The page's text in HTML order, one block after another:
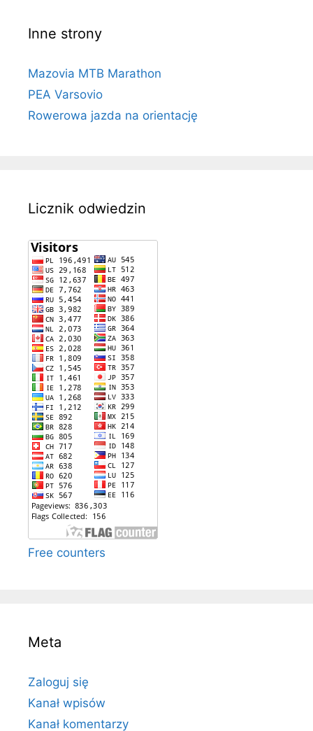
Inne strony
Mazovia MTB Marathon
PEA Varsovio
Rowerowa jazda na orientację
Licznik odwiedzin
Free counters
Meta
Zaloguj się
Kanał wpisów
Kanał komentarzy